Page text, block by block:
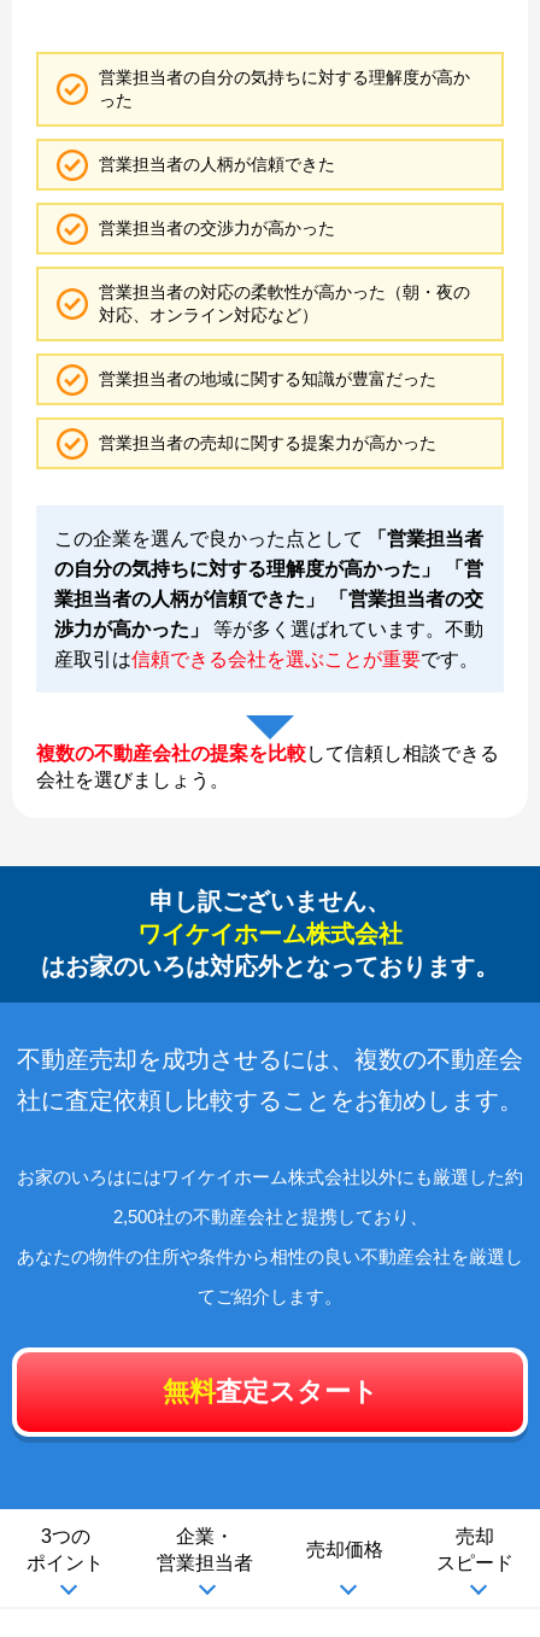
営業担当者の自分の気持ちに対する理解度が高か
った
営業担当者の人柄が信頼できた
営業担当者の交渉力が高かった
営業担当者の対応の柔軟性が高かった（朝・夜の
対応、オンライン対応など）
営業担当者の地域に関する知識が豊富だった
営業担当者の売却に関する提案力が高かった
この企業を選んで良かった点として
「営業担当者
の自分の気持ちに対する理解度が高かった」 「営
業担当者の人柄が信頼できた」 「営業担当者の交
渉力が高かった」 等が多く選ばれています。不動
産取引は信頼できる会社を選ぶことが重要です。
複数の不動産会社の提案を比較して信頼し相談できる
会社を選びましょう。
申し訳ございません、
ワイケイホーム株式会社
はお家のいろは対応外となっております。
不動産売却を成功させるには、複数の不動産会
社に査定依頼し比較することをお勧めします。
お家のいろはにはワイケイホーム株式会社以外にも厳選した約
2,500社の不動産会社と提携しており、
あなたの物件の住所や条件から相性の良い不動産会社を厳選し
てご紹介します。
無料査定スタート
3つの
ポイント
企業・
営業担当者
売却価格
売却
スピード